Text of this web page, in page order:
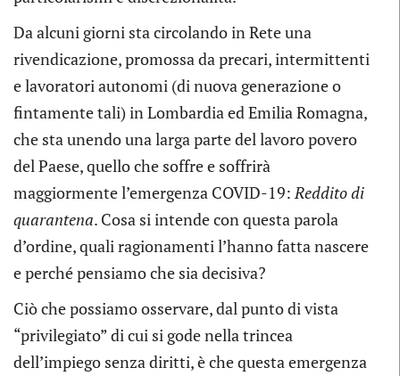
Da alcuni giorni sta circolando in Rete una
rivendicazione, promossa da precari, intermittenti
e lavoratori autonomi (di nuova generazione o
fintamente tali) in Lombardia ed Emilia Romagna,
che sta unendo una larga parte del lavoro povero
del Paese, quello che soffre e soffrirà
maggiormente l’emergenza COVID-19:Reddito di
quarantena. Cosa si intende con questa parola
d’ordine, quali ragionamenti l’hanno fatta nascere
e perché pensiamo che sia decisiva?
Ciò che possiamo osservare, dal punto di vista
“privilegiato” di cui si gode nella trincea
dell’impiego senza diritti, è che questa emergenza